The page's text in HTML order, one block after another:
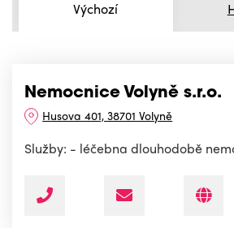
Výchozí
Nemocnice Volyně s.r.o.
Husova 401, 38701 Volyně
Služby: - léčebna dlouhodobě